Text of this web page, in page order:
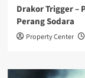
Drakor Trigger –
Perang Sodara
Property Center